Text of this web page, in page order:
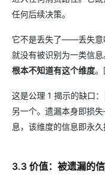
任何后续决策。
它不是丢失了——丢失意
就没有被识别为一类信
根本不知道有这个维度。
这是公理 1 揭示的缺口
另一个。遗漏本身即损
息，该维度的信息即永久
3.3 价值：被遗漏的